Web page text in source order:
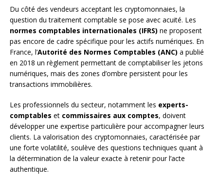
Du côté des vendeurs acceptant les cryptomonnaies, la
question du traitement comptable se pose avec acuité. Les
normes comptables internationales (IFRS) ne proposent
pas encore de cadre spécifique pour les actifs numériques. En
France, l’Autorité des Normes Comptables (ANC) a publié
en 2018 un règlement permettant de comptabiliser les jetons
numériques, mais des zones d’ombre persistent pour les
transactions immobilières.
Les professionnels du secteur, notamment les experts-
comptables et commissaires aux comptes, doivent
développer une expertise particulière pour accompagner leurs
clients. La valorisation des cryptomonnaies, caractérisée par
une forte volatilité, soulève des questions techniques quant à
la détermination de la valeur exacte à retenir pour l’acte
authentique.